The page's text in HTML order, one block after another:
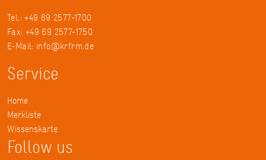
Tel.: +49 69 2577-1700
Fax: +49 69 2577-1750
E-Mail: info@krfrm.de
Service
Home
Merkliste
Wissenskarte
Follow us